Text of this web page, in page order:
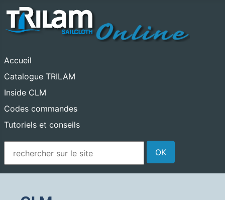
Accueil
Catalogue TRILAM
Inside CLM
Codes commandes
Tutoriels et conseils
OK